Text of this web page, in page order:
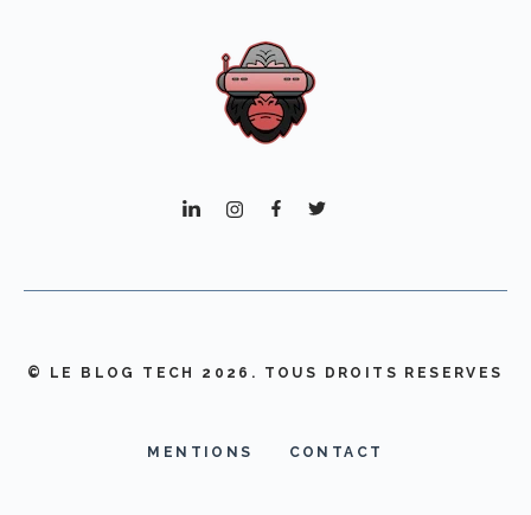
© LE BLOG TECH 2026. TOUS DROITS RESERVES
MENTIONS CONTACT